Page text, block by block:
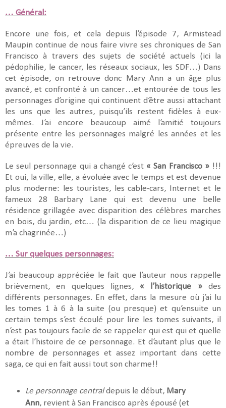
… Général:
Encore une fois, et cela depuis l’épisode 7, Armistead
Maupin continue de nous faire vivre ses chroniques de San
Francisco à travers des sujets de société actuels (ici la
pédophilie, le cancer, les réseaux sociaux, les SDF…) Dans
cet épisode, on retrouve donc Mary Ann a un âge plus
avancé, et confronté à un cancer…et entourée de tous les
personnages d’origine qui continuent d’être aussi attachant
les uns que les autres, puisqu’ils restent fidèles à eux-
mêmes. J’ai encore beaucoup aimé l’amitié toujours
présente entre les personnages malgré les années et les
épreuves de la vie.
Le seul personnage qui a changé c’est « San Francisco »!!!
Et oui, la ville, elle, a évoluée avec le temps et est devenue
plus moderne: les touristes, les cable-cars, Internet et le
fameux 28 Barbary Lane qui est devenu une belle
résidence grillagée avec disparition des célèbres marches
en bois, du jardin, etc… (la disparition de ce lieu magique
m’a chagrinée…)
… Sur quelques personnages:
J’ai beaucoup appréciée le fait que l’auteur nous rappelle
brièvement, en quelques lignes, « l’historique »des
différents personnages. En effet, dans la mesure où j’ai lu
les tomes 1 à 6 à la suite (ou presque) et qu’ensuite un
certain temps s’est écoulé pour lire les tomes suivants, il
n’est pas toujours facile de se rappeler qui est qui et quelle
a était l’histoire de ce personnage. Et d’autant plus que le
nombre de personnages et assez important dans cette
saga, ce qui en fait aussi tout son charme!!
Le personnage centraldepuis le début, Mary
Ann, revient à San Francisco après épousé (et